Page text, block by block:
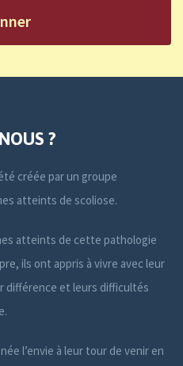
?
créée par un groupe
atteints de scoliose.
atteints de cette pathologie
ils ont appris à vivre avec leur
différence et leurs difficultés
l’envie à leur tour de venir en